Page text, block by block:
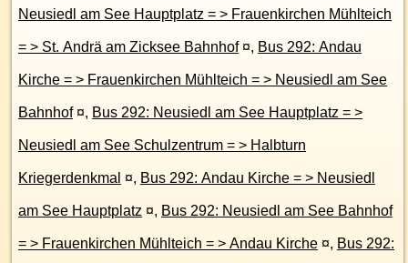
Neusiedl am See Hauptplatz = > Frauenkirchen Mühlteich
= > St. Andrä am Zicksee Bahnhof ¤, Bus 292: Andau
Kirche = > Frauenkirchen Mühlteich = > Neusiedl am See
Bahnhof ¤, Bus 292: Neusiedl am See Hauptplatz = >
Neusiedl am See Schulzentrum = > Halbturn
Kriegerdenkmal ¤, Bus 292: Andau Kirche = > Neusiedl
am See Hauptplatz ¤, Bus 292: Neusiedl am See Bahnhof
= > Frauenkirchen Mühlteich = > Andau Kirche ¤, Bus 292: